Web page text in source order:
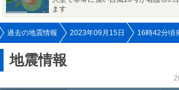
ます
過去の地震情報 2023年09月15日 16時42分頃
地震情報